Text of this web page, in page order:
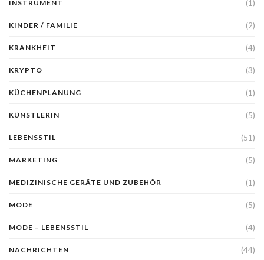
INSTRUMENT (1)
KINDER / FAMILIE (2)
KRANKHEIT (4)
KRYPTO (3)
KÜCHENPLANUNG (1)
KÜNSTLERIN (5)
LEBENSSTIL (51)
MARKETING (5)
MEDIZINISCHE GERÄTE UND ZUBEHÖR (1)
MODE (5)
MODE – LEBENSSTIL (4)
NACHRICHTEN (44)